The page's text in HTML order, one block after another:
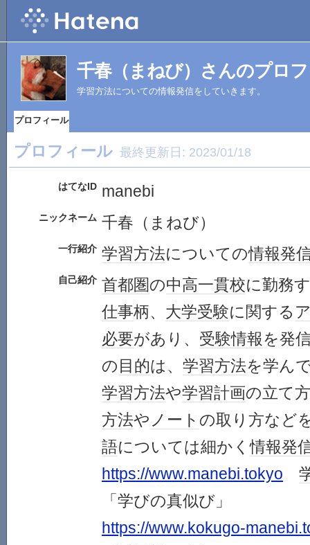
千春（まねび）さんのプロ
学習方法についての情報発信をしていきます。
プロフィール
プロフィール 最終更新日: 2023/01/18
はてなID manebi
ニックネーム 千春（まねび）
一行紹介 学習方法についての情報発
自己紹介 首都圏の中高一貫校に勤務
仕事柄、 大学受験に関する
必要があり、 受験情報を発
の 目的は、 学習方法を学ん
学習方法や学習計画の立て
方法や ノート の取り方など
語については細かく情報発
https://www.manebi.tokyo
「学びの真似び」
https://www.kokugo-